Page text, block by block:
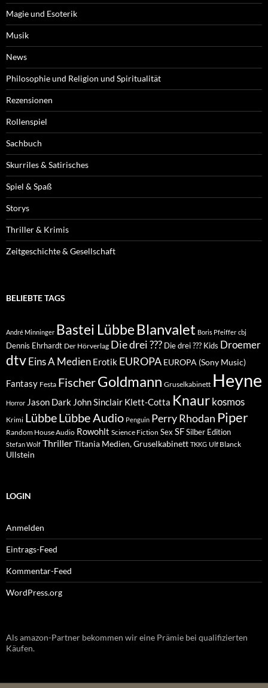
Magie und Esoterik
Musik
News
Philosophie und Religion und Spiritualität
Rezensionen
Rollenspiel
Sachbuch
Skurriles & Satirisches
Spiel & Spaß
Storys
Thriller & Krimis
Zeitgeschichte & Gesellschaft
BELIEBTE TAGS
André Minninger Bastei Lübbe Blanvalet Boris Pfeiffer cbj
Dennis Ehrhardt Der Hörverlag Die drei ??? Die drei ??? Kids Droemer
dtvEins A Medien Erotik EUROPA EUROPA (Sony Music)
Fantasy Festa FischerGoldmann Gruselkabinett Heyne
Horror Jason Dark John Sinclair Klett-Cotta Knaur kosmos
Krimi LübbeLübbe Audio Penguin Perry Rhodan Piper
Random House Audio Rowohlt Science Fiction Sex SFSilber Edition
Stefan Wolf ThrillerTitania Medien, Gruselkabinett TKKG Ulf Blanck
Ullstein
LOGIN
Anmelden
Eintrags-Feed
Kommentar-Feed
WordPress.org
Als amazon-Partner bekommen wir eine Prämie bei qualifizierten
Käufen.